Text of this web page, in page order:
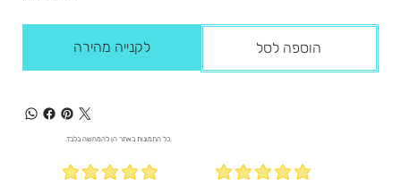
הוספה לסל לקנייה מהירה
כל התמונות באתר הן להמחשה בלבד.